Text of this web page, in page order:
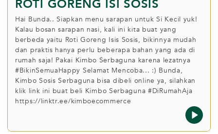
ROTI GORENG ISI SOSIS
Hai Bunda.. Siapkan menu sarapan untuk Si Kecil yuk!
Kalau bosan sarapan nasi, kali ini kita buat yang
berbeda yaitu Roti Goreng Isis Sosis, bikinnya mudah
dan praktis hanya perlu beberapa bahan yang ada di
rumah saja! Pakai Kimbo Serbaguna karena lezatnya
#BikinSemuaHappy Selamat Mencoba... :) Bunda,
Kimbo Sosis Serbaguna bisa dibeli online ya, silahkan
klik link ini buat beli Kimbo Serbaguna #DiRumahAja
https://linktr.ee/kimboecommerce